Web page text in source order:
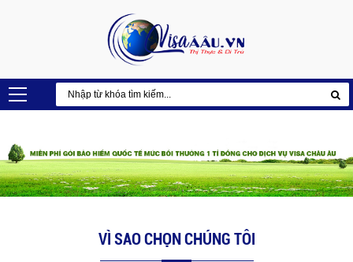
VÌ SAO CHỌN CHÚNG TÔI